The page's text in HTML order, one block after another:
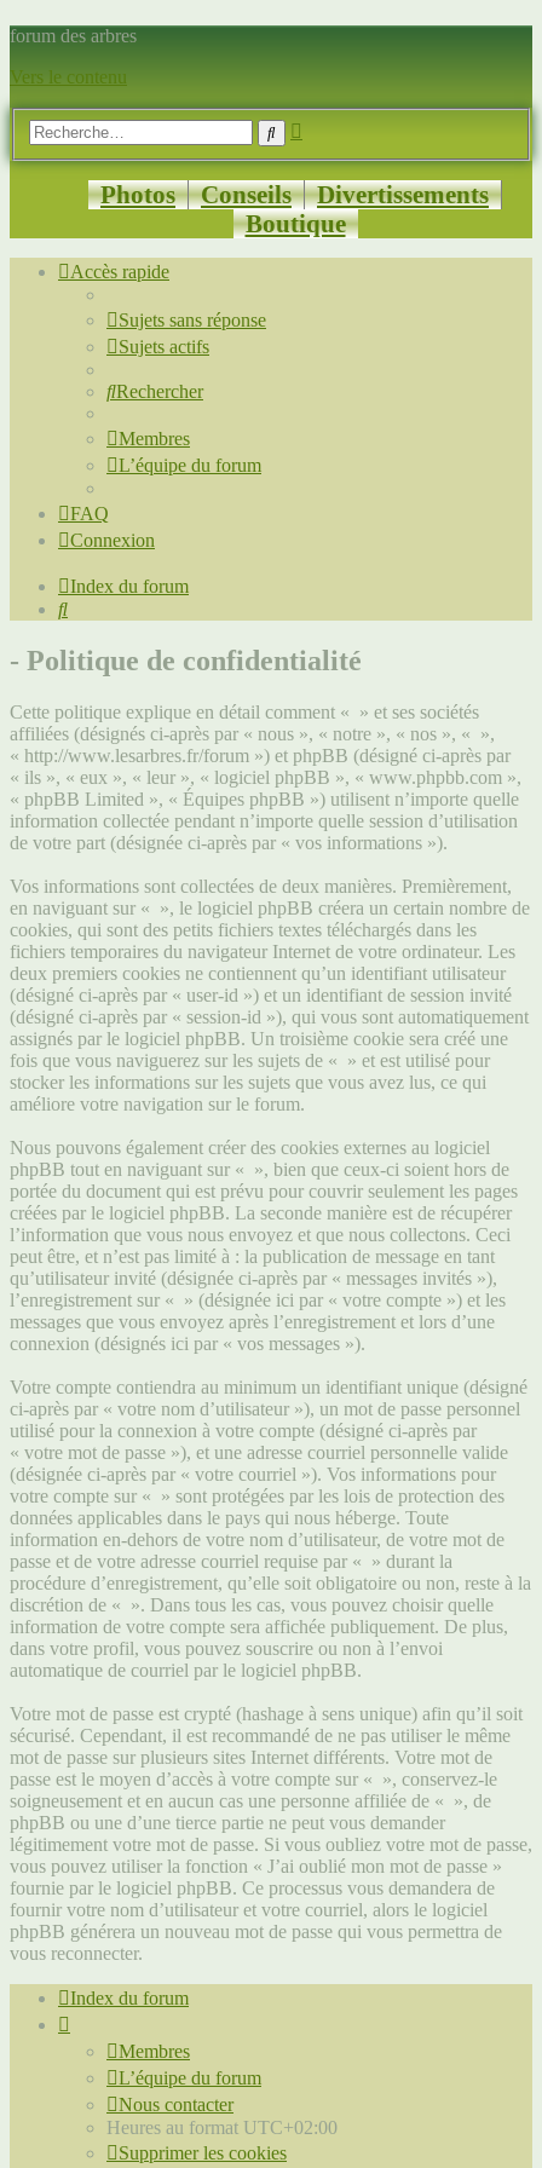
forum des arbres
Vers le contenu
Rechercher
Photos Conseils
Divertissements
Boutique
Accès rapide
Sujets sans réponse
Sujets actifs
Rechercher
Membres
L’équipe du forum
FAQ
Connexion
Index du forum
Rechercher
- Politique de confidentialité
Cette politique explique en détail comment « » et ses sociétés
affiliées (désignés ci-après par « nous », « notre », « nos », « »,
« http://www.lesarbres.fr/forum ») et phpBB (désigné ci-après par
« ils », « eux », « leur », « logiciel phpBB », « www.phpbb.com »,
« phpBB Limited », « Équipes phpBB ») utilisent n’importe quelle
information collectée pendant n’importe quelle session d’utilisation
de votre part (désignée ci-après par « vos informations »).
Vos informations sont collectées de deux manières. Premièrement,
en naviguant sur « », le logiciel phpBB créera un certain nombre de
cookies, qui sont des petits fichiers textes téléchargés dans les
fichiers temporaires du navigateur Internet de votre ordinateur. Les
deux premiers cookies ne contiennent qu’un identifiant utilisateur
(désigné ci-après par « user-id ») et un identifiant de session invité
(désigné ci-après par « session-id »), qui vous sont automatiquement
assignés par le logiciel phpBB. Un troisième cookie sera créé une
fois que vous naviguerez sur les sujets de « » et est utilisé pour
stocker les informations sur les sujets que vous avez lus, ce qui
améliore votre navigation sur le forum.
Nous pouvons également créer des cookies externes au logiciel
phpBB tout en naviguant sur « », bien que ceux-ci soient hors de
portée du document qui est prévu pour couvrir seulement les pages
créées par le logiciel phpBB. La seconde manière est de récupérer
l’information que vous nous envoyez et que nous collectons. Ceci
peut être, et n’est pas limité à : la publication de message en tant
qu’utilisateur invité (désignée ci-après par « messages invités »),
l’enregistrement sur « » (désignée ici par « votre compte ») et les
messages que vous envoyez après l’enregistrement et lors d’une
connexion (désignés ici par « vos messages »).
Votre compte contiendra au minimum un identifiant unique (désigné
ci-après par « votre nom d’utilisateur »), un mot de passe personnel
utilisé pour la connexion à votre compte (désigné ci-après par
« votre mot de passe »), et une adresse courriel personnelle valide
(désignée ci-après par « votre courriel »). Vos informations pour
votre compte sur « » sont protégées par les lois de protection des
données applicables dans le pays qui nous héberge. Toute
information en-dehors de votre nom d’utilisateur, de votre mot de
passe et de votre adresse courriel requise par « » durant la
procédure d’enregistrement, qu’elle soit obligatoire ou non, reste à la
discrétion de « ». Dans tous les cas, vous pouvez choisir quelle
information de votre compte sera affichée publiquement. De plus,
dans votre profil, vous pouvez souscrire ou non à l’envoi
automatique de courriel par le logiciel phpBB.
Votre mot de passe est crypté (hashage à sens unique) afin qu’il soit
sécurisé. Cependant, il est recommandé de ne pas utiliser le même
mot de passe sur plusieurs sites Internet différents. Votre mot de
passe est le moyen d’accès à votre compte sur « », conservez-le
soigneusement et en aucun cas une personne affiliée de « », de
phpBB ou une d’une tierce partie ne peut vous demander
légitimement votre mot de passe. Si vous oubliez votre mot de passe,
vous pouvez utiliser la fonction « J’ai oublié mon mot de passe »
fournie par le logiciel phpBB. Ce processus vous demandera de
fournir votre nom d’utilisateur et votre courriel, alors le logiciel
phpBB générera un nouveau mot de passe qui vous permettra de
vous reconnecter.
Index du forum
Membres
L’équipe du forum
Nous contacter
Heures au format UTC+02:00
Supprimer les cookies